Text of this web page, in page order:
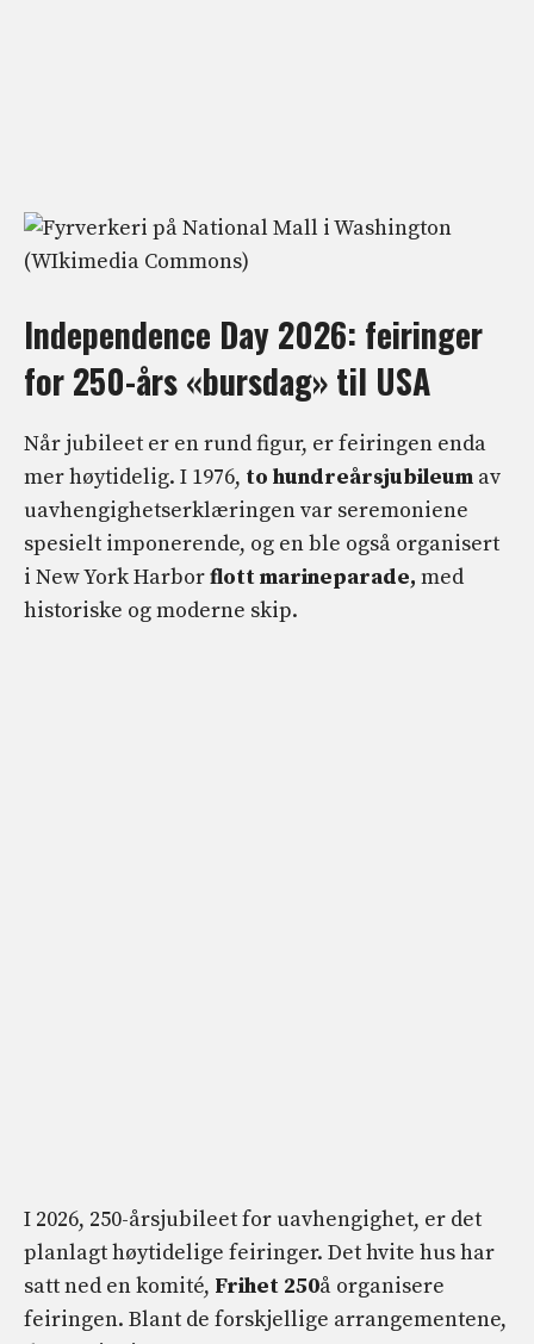
Independence Day 2026: feiringer
for 250-års «bursdag» til USA
Når jubileet er en rund figur, er feiringen enda
mer høytidelig. I 1976, to hundreårsjubileum av
uavhengighetserklæringen var seremoniene
spesielt imponerende, og en ble også organisert
i New York Harborflott marineparade, med
historiske og moderne skip.
I 2026, 250-årsjubileet for uavhengighet, er det
planlagt høytidelige feiringer. Det hvite hus har
satt ned en komité, Frihet 250å organisere
feiringen. Blant de forskjellige arrangementene,